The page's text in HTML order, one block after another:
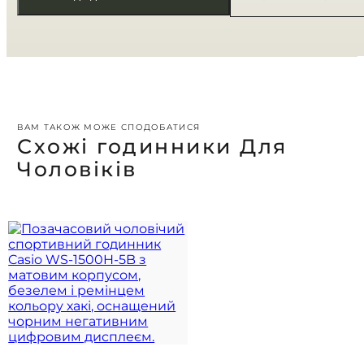
ВАМ ТАКОЖ МОЖЕ СПОДОБАТИСЯ
Схожі годинники Для
Чоловіків